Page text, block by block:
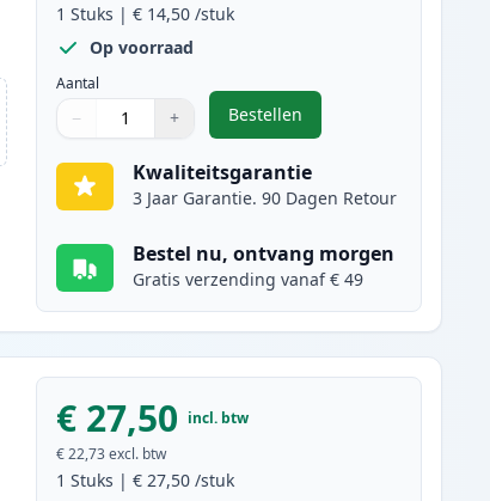
1 Stuks |€ 14,50 /stuk
Op voorraad
Aantal
Aantal
Gebruik de knoppen om aan te passen
− +
Aantal 1
Bestellen
,Brother LC3237M
Kwaliteitsgarantie
3 Jaar Garantie. 90 Dagen Retour
Bestel nu, ontvang morgen
Gratis verzending vanaf € 49
€ 27,50 incl. btw
€ 22,73 excl. btw
1 Stuks |€ 27,50 /stuk